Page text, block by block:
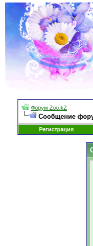
Форум Zoo.kZ
Сообщение
Регистрация